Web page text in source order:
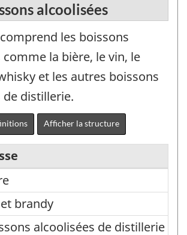
alcoolisées
les boissons
comme la bière, le vin, le
et les autres boissons
de distillerie.
Afficher la structure
brandy
brandy
alcoolisées de distillerie
alcoolisées de distillerie